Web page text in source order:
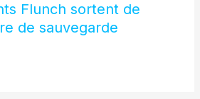
Flunch sortent de
de sauvegarde